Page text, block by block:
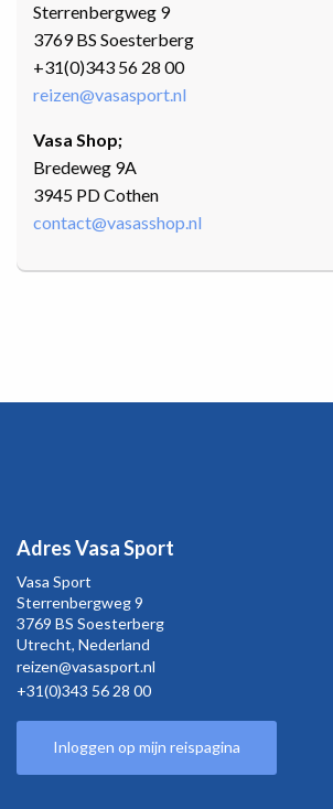
Sterrenbergweg 9
3769 BS Soesterberg
+31(0)343 56 28 00
reizen@vasasport.nl
Vasa Shop;
Bredeweg 9A
3945 PD Cothen
contact@vasasshop.nl
Adres Vasa Sport
Vasa Sport
Sterrenbergweg9
3769 BS Soesterberg
Utrecht, Nederland
reizen@vasasport.nl
+31(0)343 56 28 00
Inloggen op mijn reispagina